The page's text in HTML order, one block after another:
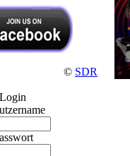
© SDR
Login